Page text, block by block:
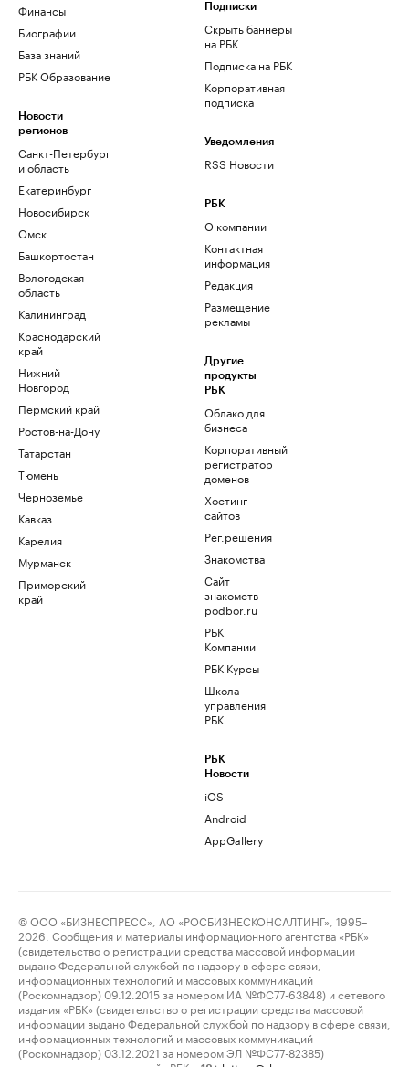
Финансы
Биографии
База знаний
РБК Образование
Новости
регионов
Санкт-Петербург
и область
Екатеринбург
Новосибирск
Омск
Башкортостан
Вологодская
область
Калининград
Краснодарский
край
Нижний
Новгород
Пермский край
Ростов-на-Дону
Татарстан
Тюмень
Черноземье
Кавказ
Карелия
Мурманск
Приморский
край
Подписки
Скрыть баннеры
на РБК
Подписка на РБК
Корпоративная
подписка
Уведомления
RSS Новости
РБК
О компании
Контактная
информация
Редакция
Размещение
рекламы
Другие
продукты
РБК
Облако для
бизнеса
Корпоративный
регистратор
доменов
Хостинг
сайтов
Рег.решения
Знакомства
Сайт
знакомств
podbor.ru
РБК
Компании
РБК Курсы
Школа
управления
РБК
РБК
Новости
iOS
Android
AppGallery
© ООО «БИЗНЕСПРЕСС», АО «РОСБИЗНЕСКОНСАЛТИНГ», 1995–
2026. Сообщения и материалы информационного агентства «РБК»
(свидетельство о регистрации средства массовой информации
выдано Федеральной службой по надзору в сфере связи,
информационных технологий и массовых коммуникаций
(Роскомнадзор) 09.12.2015 за номером ИА №ФС77-63848) и сетевого
издания «РБК» (свидетельство о регистрации средства массовой
информации выдано Федеральной службой по надзору в сфере связи,
информационных технологий и массовых коммуникаций
(Роскомнадзор) 03.12.2021 за номером ЭЛ №ФС77-82385)